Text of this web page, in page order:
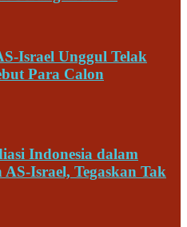
Israel Unggul Telak
Para Calon
Indonesia dalam
Israel, Tegaskan Tak